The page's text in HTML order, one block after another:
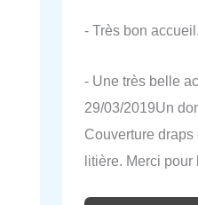
- Très bon
- Une très belle
29/03/2019Un
Couverture
litière. Merci pour